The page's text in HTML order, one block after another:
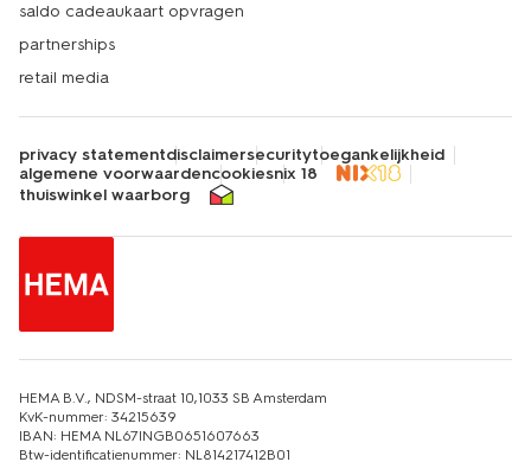
saldo cadeaukaart opvragen
partnerships
retail media
privacy statementdisclaimersecuritytoegankelijkheid
algemene voorwaardencookiesnix 18
thuiswinkel waarborg
HEMA B.V., NDSM-straat 10,1033 SB Amsterdam
KvK-nummer: 34215639
IBAN: HEMA NL67INGB0651607663
Btw-identificatienummer: NL814217412B01